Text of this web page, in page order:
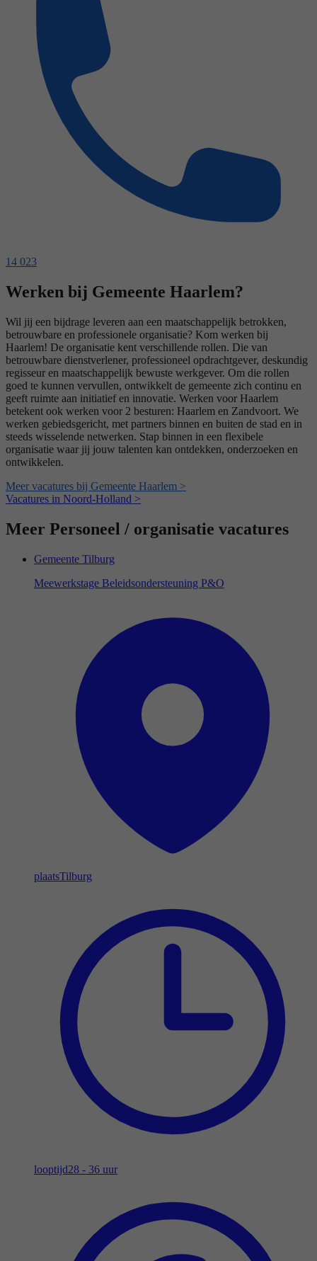
14 023
Werken bij Gemeente Haarlem?
Wil jij een bijdrage leveren aan een maatschappelijk betrokken,
betrouwbare en professionele organisatie? Kom werken bij
Haarlem! De organisatie kent verschillende rollen. Die van
betrouwbare dienstverlener, professioneel opdrachtgever, deskundig
regisseur en maatschappelijk bewuste werkgever. Om die rollen
goed te kunnen vervullen, ontwikkelt de gemeente zich continu en
geeft ruimte aan initiatief en innovatie. Werken voor Haarlem
betekent ook werken voor 2 besturen: Haarlem en Zandvoort. We
werken gebiedsgericht, met partners binnen en buiten de stad en in
steeds wisselende netwerken. Stap binnen in een flexibele
organisatie waar jij jouw talenten kan ontdekken, onderzoeken en
ontwikkelen.
Meer vacatures bij Gemeente Haarlem >
Vacatures in Noord-Holland >
Meer Personeel / organisatie vacatures
Gemeente Tilburg
Meewerkstage Beleidsondersteuning P&O
plaatsTilburg
looptijd28 - 36 uur